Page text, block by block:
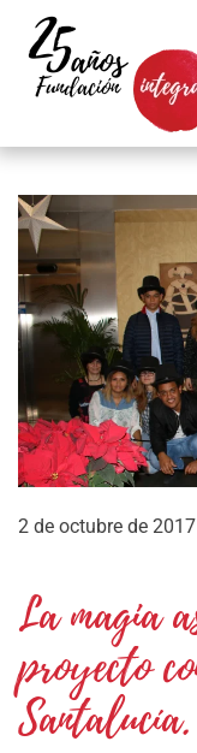
Skip to main
2 de octubre de 2017
La magia
proyecto
Santalucía.